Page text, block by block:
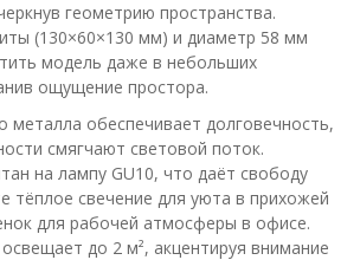
геометрию пространства.
(130×60×130 мм) и диаметр 58 мм
модель даже в небольших
ощущение простора.
металла обеспечивает долговечность,
смягчают световой поток.
на лампу GU10, что даёт свободу
тёплое свечение для уюта в прихожей
для рабочей атмосферы в офисе.
до 2 м², акцентируя внимание